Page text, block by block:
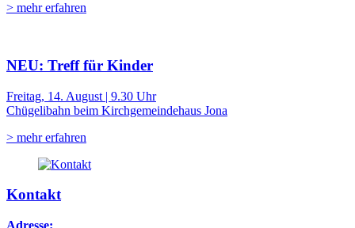
> mehr erfahren
NEU: Treff für Kinder
Freitag, 14. August | 9.30 Uhr
Chügelibahn beim Kirchgemeindehaus Jona
> mehr erfahren
Kontakt